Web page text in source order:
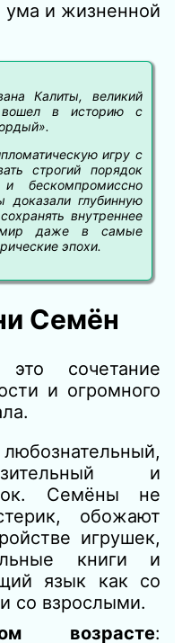
ума и жизненной
Калиты, великий
в историю с
игру с
строгий порядок
бескомпромиссно
глубинную
внутреннее
мир даже в самые
эпохи.
Семён
сочетание
и огромного
и
Семёны не
обожают
игрушек,
книги и
язык как со
со взрослыми.
возрасте: